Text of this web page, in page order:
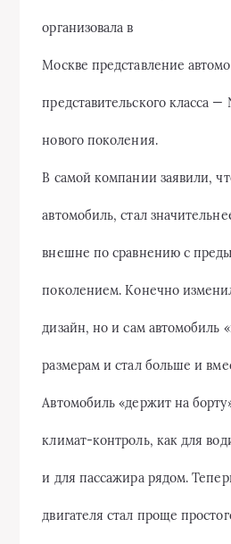
организовала в
Москве представление
представительского класса —
нового поколения.
В самой компании заявили,
автомобиль, стал
внешне по сравнению с
поколением. Конечно
дизайн, но и сам автомобиль
размерам и стал больше и
Автомобиль «держит на
климат-контроль, как для
и для пассажира рядом.
двигателя стал проще